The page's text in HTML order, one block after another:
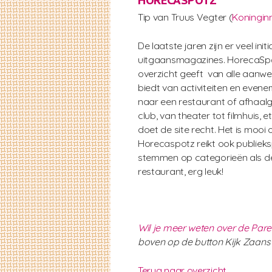
Tip van Truus Vegter (
De laatste jaren zijn er veel
uitgaansmagazines.
overzicht geeft van alle
biedt van activiteiten en
naar een restaurant of
club, van theater tot filmhuis,
doet de site recht. Het is mooi
Horecaspotz reikt ook
stemmen op categorieën als
restaurant, erg leuk!
Wil je meer weten over de
boven op de button Kijk Zaans